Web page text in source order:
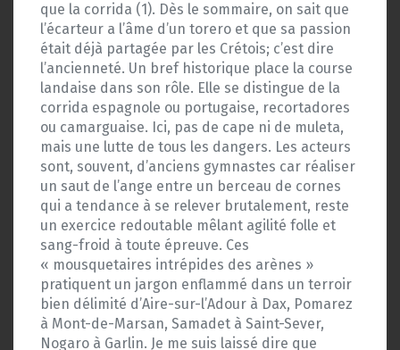
que la corrida (1). Dès le sommaire, on sait que
l’écarteur a l’âme d’un torero et que sa passion
était déjà partagée par les Crétois; c’est dire
l’ancienneté. Un bref historique place la course
landaise dans son rôle. Elle se distingue de la
corrida espagnole ou portugaise, recortadores
ou camarguaise. Ici, pas de cape ni de muleta,
mais une lutte de tous les dangers. Les acteurs
sont, souvent, d’anciens gymnastes car réaliser
un saut de l’ange entre un berceau de cornes
qui a tendance à se relever brutalement, reste
un exercice redoutable mêlant agilité folle et
sang-froid à toute épreuve. Ces
« mousquetaires intrépides des arènes »
pratiquent un jargon enflammé dans un terroir
bien délimité d’Aire-sur-l’Adour à Dax, Pomarez
à Mont-de-Marsan, Samadet à Saint-Sever,
Nogaro à Garlin. Je me suis laissé dire que